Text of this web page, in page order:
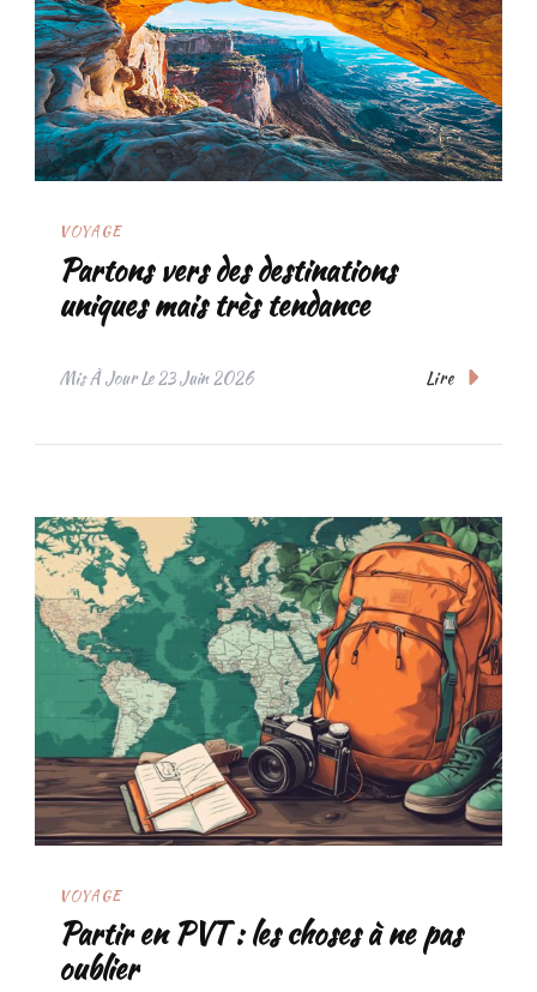
VOYAGE
Partons vers des destinations
uniques mais très tendance
Mis À Jour Le23 Juin 2026 Lire
VOYAGE
Partir en PVT : les choses à ne pas
oublier